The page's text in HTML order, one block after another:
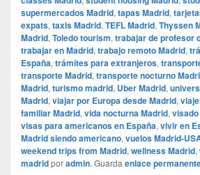
supermercados Madrid, tapas Madrid,
expats, taxis Madrid, TEFL Madrid, Thyssen
Madrid, Toledo tourism, trabajar de profesor
trabajar en Madrid, trabajo remoto Madrid,
España, trámites para extranjeros,
transporte Madrid, transporte nocturno
Madrid, turismo madrid, Uber Madrid,
Madrid, viajar por Europa desde Madrid,
familiar Madrid, vida nocturna Madrid,
visas para americanos en España, vivir en
Madrid siendo americano, vuelos Madrid-
weekend trips from Madrid, wellness Madrid,
madridporadmin. Guarda enlace